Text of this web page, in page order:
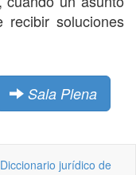
soluciones
Sala Plena
Diccionario jurídico de